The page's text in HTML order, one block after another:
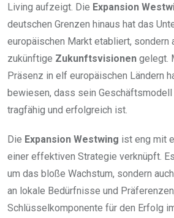
Living aufzeigt. Die Expansion
deutschen Grenzen hinaus hat das
europäischen Markt etabliert, sondern
zukünftige Zukunftsvisionen gelegt.
Präsenz in elf europäischen Ländern
bewiesen, dass sein Geschäftsmodell
tragfähig und erfolgreich ist.
Die Expansion Westwing ist eng mit
einer effektiven Strategie verknüpft.
um das bloße Wachstum, sondern
an lokale Bedürfnisse und
Schlüsselkomponente für den Erfolg